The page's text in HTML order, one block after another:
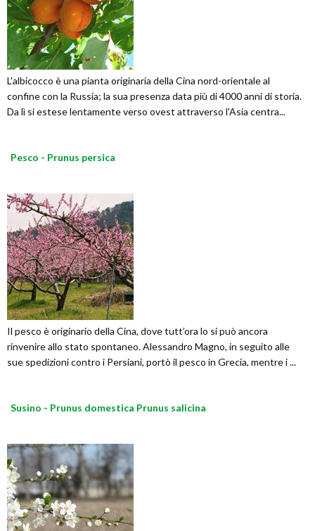
L'albicocco è una pianta originaria della Cina nord-orientale al
confine con la Russia; la sua presenza data più di 4000 anni di storia.
Da lì si estese lentamente verso ovest attraverso l'Asia centra...
Pesco - Prunus persica
Il pesco è originario della Cina, dove tutt’ora lo si può ancora
rinvenire allo stato spontaneo. Alessandro Magno, in seguito alle
sue spedizioni contro i Persiani, portò il pesco in Grecia, mentre i ...
Susino - Prunus domestica Prunus salicina